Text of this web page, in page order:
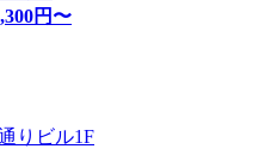
円〜
りビル1F